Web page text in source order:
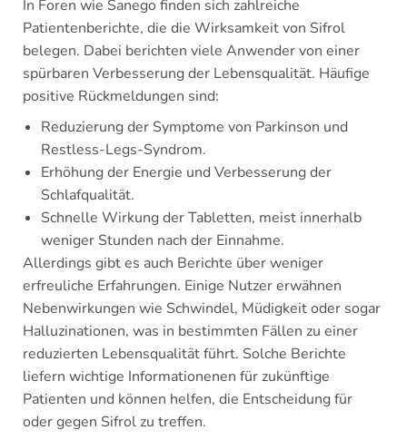
In Foren wie Sanego finden sich zahlreiche
Patientenberichte, die die Wirksamkeit von Sifrol
belegen. Dabei berichten viele Anwender von einer
spürbaren Verbesserung der Lebensqualität. Häufige
positive Rückmeldungen sind:
Reduzierung der Symptome von Parkinson und
Restless-Legs-Syndrom.
Erhöhung der Energie und Verbesserung der
Schlafqualität.
Schnelle Wirkung der Tabletten, meist innerhalb
weniger Stunden nach der Einnahme.
Allerdings gibt es auch Berichte über weniger
erfreuliche Erfahrungen. Einige Nutzer erwähnen
Nebenwirkungen wie Schwindel, Müdigkeit oder sogar
Halluzinationen, was in bestimmten Fällen zu einer
reduzierten Lebensqualität führt. Solche Berichte
liefern wichtige Informationenen für zukünftige
Patienten und können helfen, die Entscheidung für
oder gegen Sifrol zu treffen.